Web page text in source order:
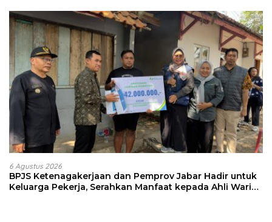
6 Agustus 2026
BPJS Ketenagakerjaan dan Pemprov Jabar Hadir untuk
Keluarga Pekerja, Serahkan Manfaat kepada Ahli Waris